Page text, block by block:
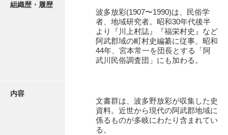
阿武家文書（山口市）
阿武家文書（美祢市）
阿武孝太郎文書
組織歴・履歴
波多放彩(1907〜1990)は、民俗学
者、地域研究者。昭和30年代後半
より『川上村誌』『福栄村史』など
阿武郡域の町村史編纂に従事。昭和
44年、宮本常一を団長とする「阿
武川民俗調査団」にも加わる。
内容
文書群は、波多野放彩が収集した史
資料。近世から現代の阿武郡地域に
係るものが多岐にわたり含まれてい
る。